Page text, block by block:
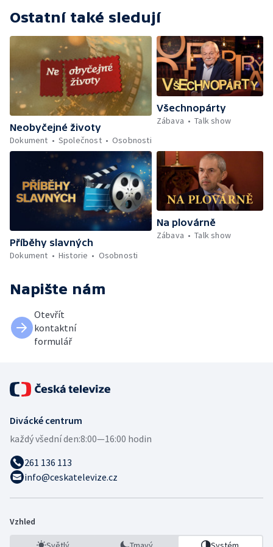
Ostatní také sledují
Neobyčejné životy
Dokument
Společnost Osobnosti
Všechnopárty
Zábava
Talk show
Příběhy slavných
Dokument
Historie Osobnosti
Na plovárně
Zábava
Talk show
Napište nám
Otevřít
kontaktní
formulář
Divácké centrum
každý všední den:8:00—16:00 hodin
261 136 113
info@ceskatelevize.cz
Vzhled